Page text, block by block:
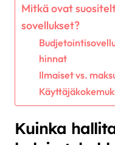
Mitkä ovat
sovellukset?
hinnat
Ilmaiset vs.
Kuinka